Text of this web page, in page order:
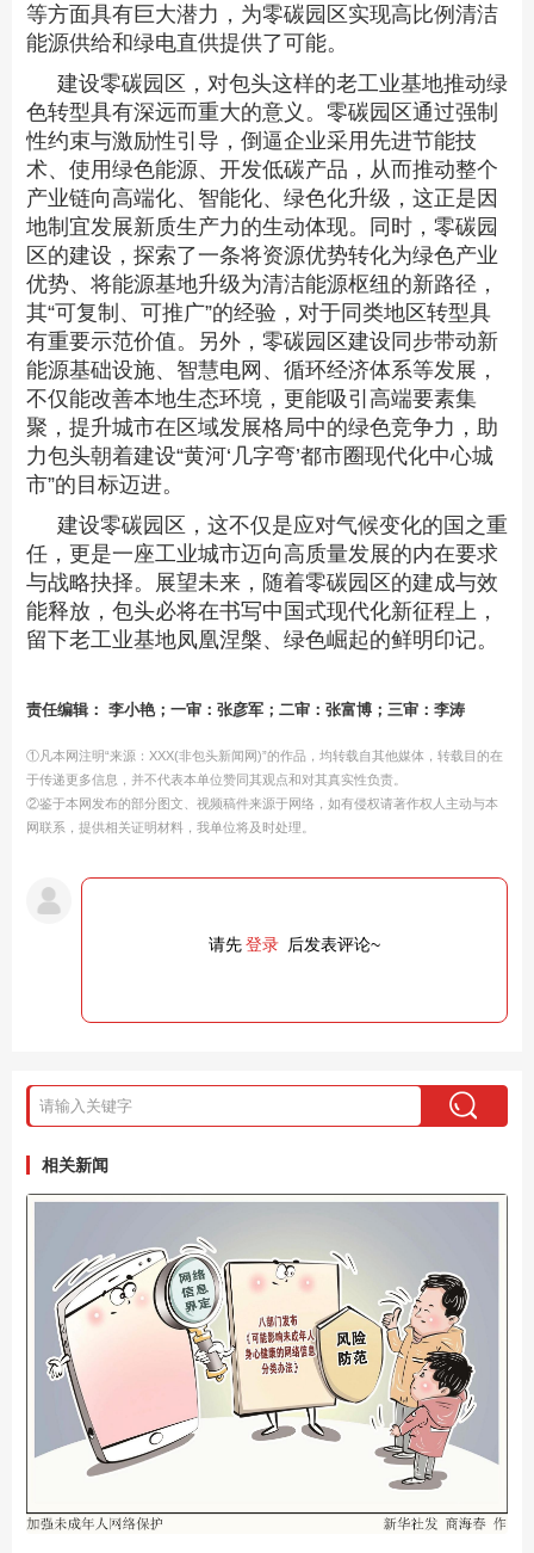
等方面具有巨大潜力，为零碳园区实现高比例清洁
能源供给和绿电直供提供了可能。
建设零碳园区，对包头这样的老工业基地推动绿
色转型具有深远而重大的意义。零碳园区通过强制
性约束与激励性引导，倒逼企业采用先进节能技
术、使用绿色能源、开发低碳产品，从而推动整个
产业链向高端化、智能化、绿色化升级，这正是因
地制宜发展新质生产力的生动体现。同时，零碳园
区的建设，探索了一条将资源优势转化为绿色产业
优势、将能源基地升级为清洁能源枢纽的新路径，
其“可复制、可推广”的经验，对于同类地区转型具
有重要示范价值。另外，零碳园区建设同步带动新
能源基础设施、智慧电网、循环经济体系等发展，
不仅能改善本地生态环境，更能吸引高端要素集
聚，提升城市在区域发展格局中的绿色竞争力，助
力包头朝着建设“黄河‘几字弯’都市圈现代化中心城
市”的目标迈进。
建设零碳园区，这不仅是应对气候变化的国之重
任，更是一座工业城市迈向高质量发展的内在要求
与战略抉择。展望未来，随着零碳园区的建成与效
能释放，包头必将在书写中国式现代化新征程上，
留下老工业基地凤凰涅槃、绿色崛起的鲜明印记。
责任编辑： 李小艳；一审：张彦军；二审：张富博；三审：李涛
①凡本网注明“来源：XXX(非包头新闻网)”的作品，均转载自其他媒体，转载目的在
于传递更多信息，并不代表本单位赞同其观点和对其真实性负责。
②鉴于本网发布的部分图文、视频稿件来源于网络，如有侵权请著作权人主动与本
网联系，提供相关证明材料，我单位将及时处理。
请先登录 后发表评论~
相关新闻